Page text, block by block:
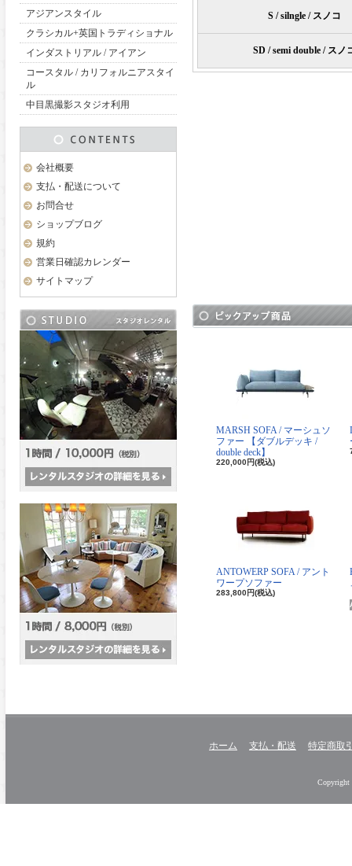
アジアンスタイル
クラシカル+英国トラディショナル
インダストリアル / アイアン
コースタル / カリフォルニアスタイ
ル
中目黒撮影スタジオ利用
会社概要
支払・配送について
お問合せ
ショップブログ
規約
営業日確認カレンダー
サイトマップ
S / silngle / スノコ
SD / semi double / スノ
MARSH SOFA / マーシュソ
ファー 【ダブルデッキ /
double deck】
220,000円(税込)
ANTOWERP SOFA / アント
ワープソファー
283,800円(税込)
ホーム 支払・配送 特定商取
Copyright